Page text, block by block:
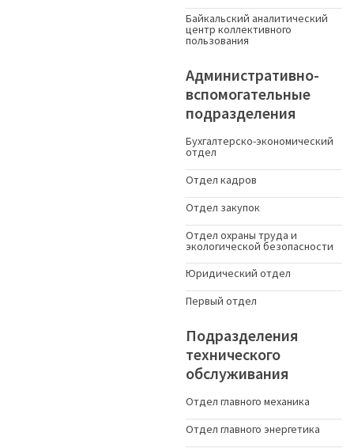
Байкальский аналитический
центр коллективного
пользования
Административно-
вспомогательные
подразделения
Бухгалтерско-экономический
отдел
Отдел кадров
Отдел закупок
Отдел охраны труда и
экологической безопасности
Юридический отдел
Первый отдел
Подразделения
технического
обслуживания
Отдел главного механика
Отдел главного энергетика